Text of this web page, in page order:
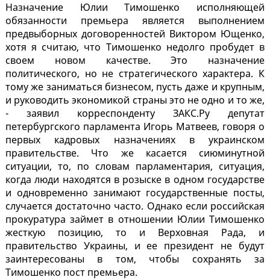
Назначение Юлии Тимошенко исполняющей
обязанности премьера является выполнением
предвыборных договоренностей Виктором Ющенко,
хотя я считаю, что Тимошенко недолго пробудет в
своем новом качестве. Это назначение
политического, но не стратегического характера. К
тому же заниматься бизнесом, пусть даже и крупным,
и руководить экономикой страны это не одно и то же,
- заявил корреспонденту ЗАКС.Ру депутат
петербургского парламента Игорь Матвеев, говоря о
первых кадровых назначениях в украинском
правительстве. Что же касается сиюминутной
ситуации, то, по словам парламентария, ситуация,
когда люди находятся в розыске в одном государстве
и одновременно занимают государственные посты,
случается достаточно часто. Однако если российская
прокуратура займет в отношении Юлии Тимошенко
жесткую позицию, то и Верховная Рада, и
правительство Украины, и ее президент не будут
заинтересованы в том, чтобы сохранять за
Тимошенко пост премьера.